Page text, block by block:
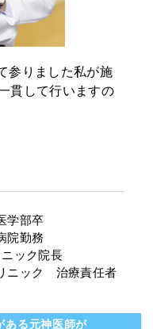
参りました私が施
貫して行いますの
学部卒
院勤務
ック院長
ニック 治療責任者
ある元神医師が